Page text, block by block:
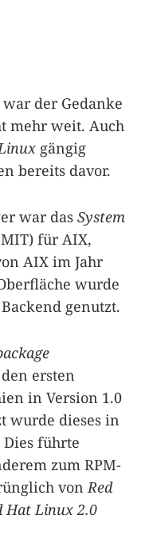
der Gedanke
mehr weit. Auch
gängig
bereits davor.
war das System
für AIX,
AIX im Jahr
wurde
genutzt.
ersten
in Version 1.0
wurde dieses in
Dies führte
zum RPM-
vonRed
Hat Linux 2.0